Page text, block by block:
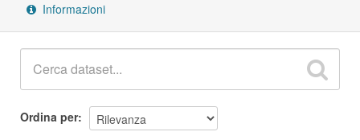
Informazioni
Ordina per